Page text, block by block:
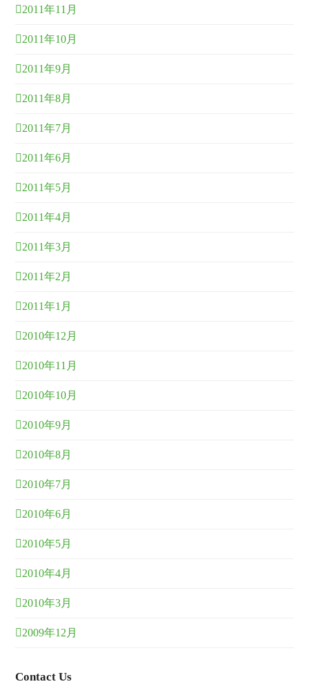
2011年11月
2011年10月
2011年9月
2011年8月
2011年7月
2011年6月
2011年5月
2011年4月
2011年3月
2011年2月
2011年1月
2010年12月
2010年11月
2010年10月
2010年9月
2010年8月
2010年7月
2010年6月
2010年5月
2010年4月
2010年3月
2009年12月
Contact Us